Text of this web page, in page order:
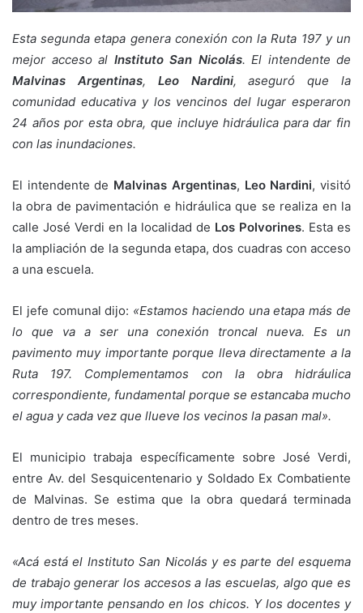
Esta segunda etapa genera conexión con la Ruta 197 y un
mejor acceso al Instituto San Nicolás. El intendente de
Malvinas Argentinas, Leo Nardini, aseguró que la
comunidad educativa y los vencinos del lugar esperaron
24 años por esta obra, que incluye hidráulica para dar fin
con las inundaciones.
El intendente de Malvinas Argentinas, Leo Nardini, visitó
la obra de pavimentación e hidráulica que se realiza en la
calle José Verdi en la localidad de Los Polvorines. Esta es
la ampliación de la segunda etapa, dos cuadras con acceso
a una escuela.
El jefe comunal dijo: «Estamos haciendo una etapa más de
lo que va a ser una conexión troncal nueva. Es un
pavimento muy importante porque lleva directamente a la
Ruta 197. Complementamos con la obra hidráulica
correspondiente, fundamental porque se estancaba mucho
el agua y cada vez que llueve los vecinos la pasan mal».
El municipio trabaja específicamente sobre José Verdi,
entre Av. del Sesquicentenario y Soldado Ex Combatiente
de Malvinas. Se estima que la obra quedará terminada
dentro de tres meses.
«Acá está el Instituto San Nicolás y es parte del esquema
de trabajo generar los accesos a las escuelas, algo que es
muy importante pensando en los chicos. Y los docentes y